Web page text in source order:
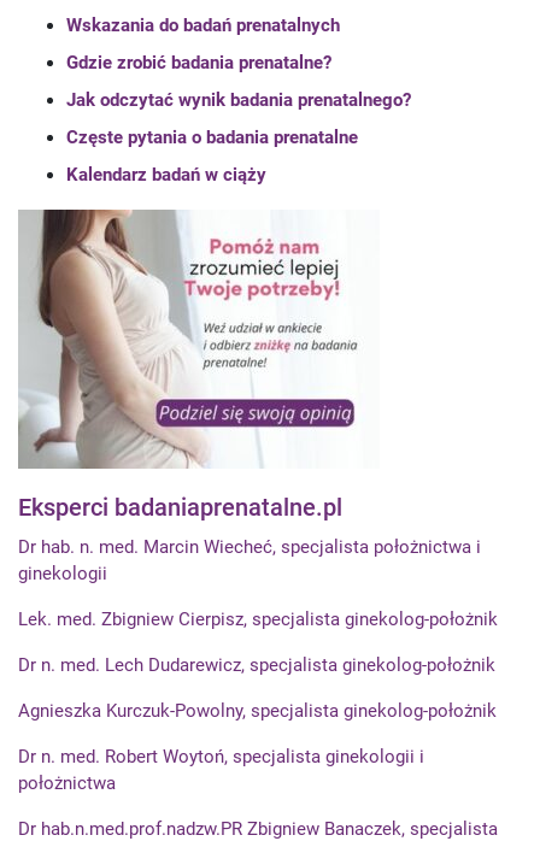
Wskazania do badań prenatalnych
Gdzie zrobić badania prenatalne?
Jak odczytać wynik badania prenatalnego?
Częste pytania o badania prenatalne
Kalendarz badań w ciąży
Eksperci badaniaprenatalne.pl
Dr hab. n. med. Marcin Wiecheć, specjalista położnictwa i
ginekologii
Lek. med. Zbigniew Cierpisz, specjalista ginekolog-położnik
Dr n. med. Lech Dudarewicz, specjalista ginekolog-położnik
Agnieszka Kurczuk-Powolny, specjalista ginekolog-położnik
Dr n. med. Robert Woytoń, specjalista ginekologii i
położnictwa
Dr hab.n.med.prof.nadzw.PR Zbigniew Banaczek, specjalista